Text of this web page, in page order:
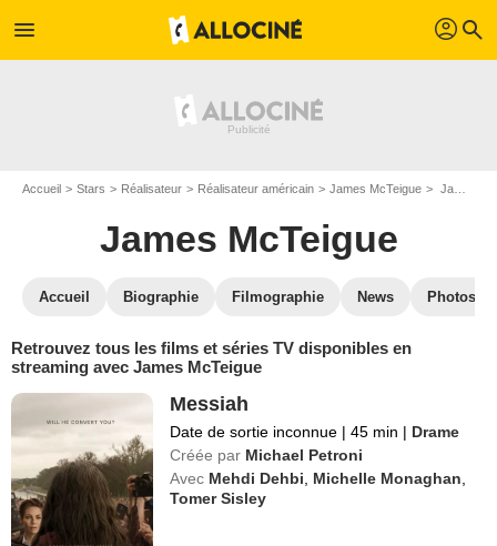
menu profil search
Accueil Stars Réalisateur Réalisateur américain James McTeigue James McTeigue : Films et séries online
James McTeigue
Accueil Biographie Filmographie News Photos
Retrouvez tous les films et séries TV disponibles en
streaming avec James McTeigue
Messiah
Date de sortie inconnue | 45 min | Drame
Créée par Michael Petroni
Avec Mehdi Dehbi Michelle Monaghan
Tomer Sisley